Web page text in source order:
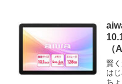
賢
は
ち